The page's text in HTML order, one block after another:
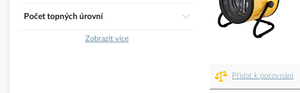
Přidat k porovnání
Počet topných úrovní
Zobrazit více